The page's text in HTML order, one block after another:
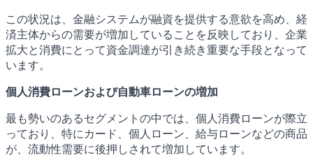
この状況は、金融システムが融資を提供する意欲を高め、経
済主体からの需要が増加していることを反映しており、企業
拡大と消費にとって資金調達が引き続き重要な手段となって
います。
個人消費ローンおよび自動車ローンの増加
最も勢いのあるセグメントの中では、個人消費ローンが際立
っており、特にカード、個人ローン、給与ローンなどの商品
が、流動性需要に後押しされて増加しています。